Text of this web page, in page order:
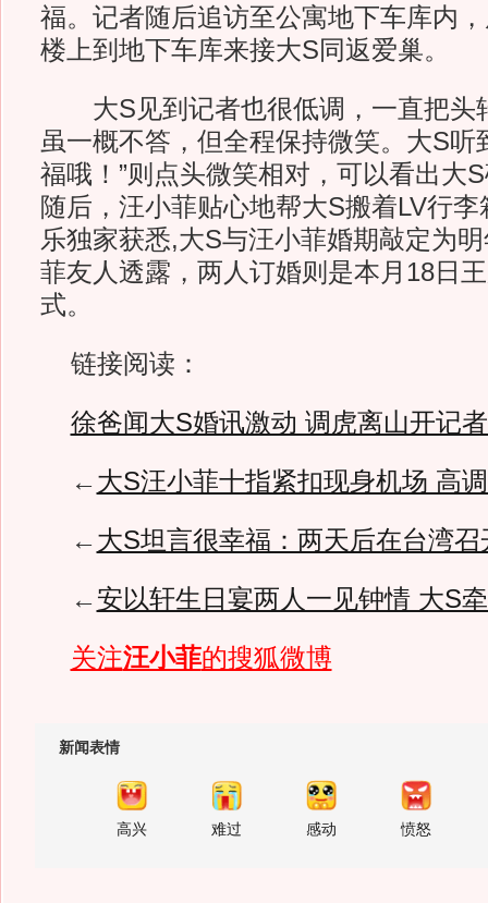
福。记者随后追访至公寓地下车库内
楼上到地下车库来接大S同返爱巢。
大S见到记者也很低调，一直把头
虽一概不答，但全程保持微笑。大S听
福哦！”则点头微笑相对，可以看出大
随后，汪小菲贴心地帮大S搬着LV行
乐独家获悉,大S与汪小菲婚期敲定为
菲友人透露，两人订婚则是本月18日
式。
链接阅读：
徐爸闻大S婚讯激动 调虎离山开记
← 大S汪小菲十指紧扣现身机场 高
← 大S坦言很幸福：两天后在台湾
← 安以轩生日宴两人一见钟情 大S
关注汪小菲的搜狐微博
新闻表情
高兴 难过 感动 愤怒